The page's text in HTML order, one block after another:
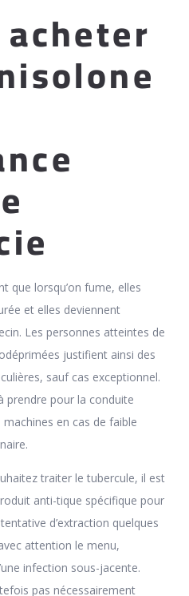
que lorsqu’on fume, elles
et elles deviennent
Les personnes atteintes de
justifient ainsi des
sauf cas exceptionnel.
prendre pour la conduite
en cas de faible
traiter le tubercule, il est
anti-tique spécifique pour
d’extraction quelques
attention le menu,
infection sous-jacente.
pas nécessairement